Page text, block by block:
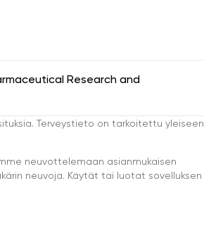
Research and
Terveystieto on tarkoitettu yleiseen
neuvottelemaan asianmukaisen
neuvoja. Käytät tai luotat sovelluksen